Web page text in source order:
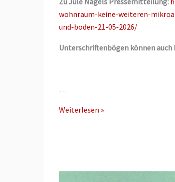
wohnraum-keine-weiteren-
und-boden-21-05-2026/
Unterschriftenbögen können
…
Petition:
Gegen
Weiterlesen »